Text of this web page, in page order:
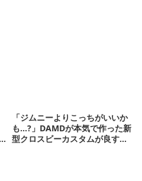
「ジムニーよりこっちがいいか
も…?」DAMDが本気で作った新
型クロスビーカスタムが良すぎ